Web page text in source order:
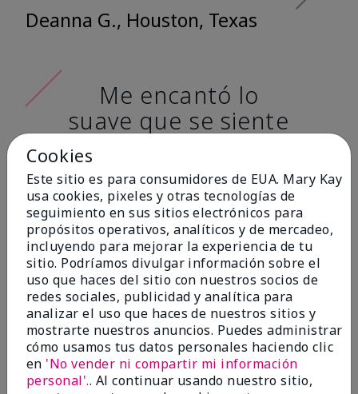
Deanna G., Houston, Texas
Me encantó lo
suave que se siente
al aplicarla. Tiene
un acabado mate
muy bonito y no se
siente pastosa en la
piel. (tono de piel:
claro)
Ailime A., Tampa, Fla.
Cookies
Este sitio es para consumidores de EUA. Mary Kay
usa cookies, pixeles y otras tecnologías de
seguimiento en sus sitios electrónicos para
propósitos operativos, analíticos y de mercadeo,
incluyendo para mejorar la experiencia de tu
sitio. Podríamos divulgar información sobre el
uso que haces del sitio con nuestros socios de
redes sociales, publicidad y analítica para
analizar el uso que haces de nuestros sitios y
mostrarte nuestros anuncios. Puedes administrar
cómo usamos tus datos personales haciendo clic
en 'No vender ni compartir mi información
personal'.. Al continuar usando nuestro sitio,